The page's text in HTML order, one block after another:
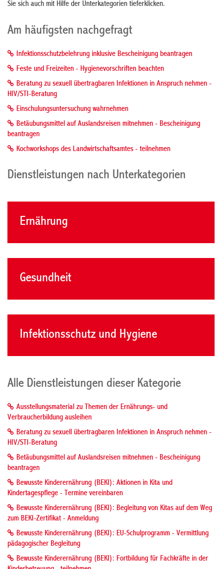
Sie sich auch mit Hilfe der Unterkategorien tieferklicken.
Am häufigsten nachgefragt
Infektionsschutzbelehrung inklusive Bescheinigung beantragen
Feste und Freizeiten - Hygienevorschriften beachten
Beratung zu sexuell übertragbaren Infektionen in Anspruch nehmen -
HIV/STI-Beratung
Einschulungsuntersuchung wahrnehmen
Betäubungsmittel auf Auslandsreisen mitnehmen - Bescheinigung
beantragen
Kochworkshops des Landwirtschaftsamtes - teilnehmen
Dienstleistungen nach Unterkategorien
Ernährung
Gesundheit
Infektionsschutz und Hygiene
Alle Dienstleistungen dieser Kategorie
Ausstellungsmaterial zu Themen der Ernährungs- und
Verbraucherbildung ausleihen
Beratung zu sexuell übertragbaren Infektionen in Anspruch nehmen -
HIV/STI-Beratung
Betäubungsmittel auf Auslandsreisen mitnehmen - Bescheinigung
beantragen
Bewusste Kinderernährung (BEKI): Aktionen in Kita und
Kindertagespflege - Termine vereinbaren
Bewusste Kinderernährung (BEKI): Begleitung von Kitas auf dem Weg
zum BEKI-Zertifikat - Anmeldung
Bewusste Kinderernährung (BEKI): EU-Schulprogramm - Vermittlung
pädagogischer Begleitung
Bewusste Kinderernährung (BEKI): Fortbildung für Fachkräfte in der